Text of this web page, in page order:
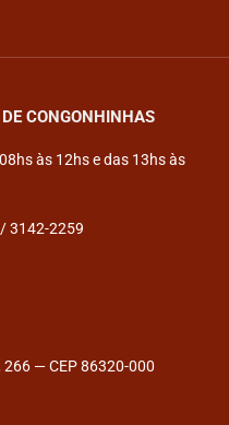
CONGONHINHAS
às 12hs e das 13hs às
3142-2259
266 — CEP 86320-000